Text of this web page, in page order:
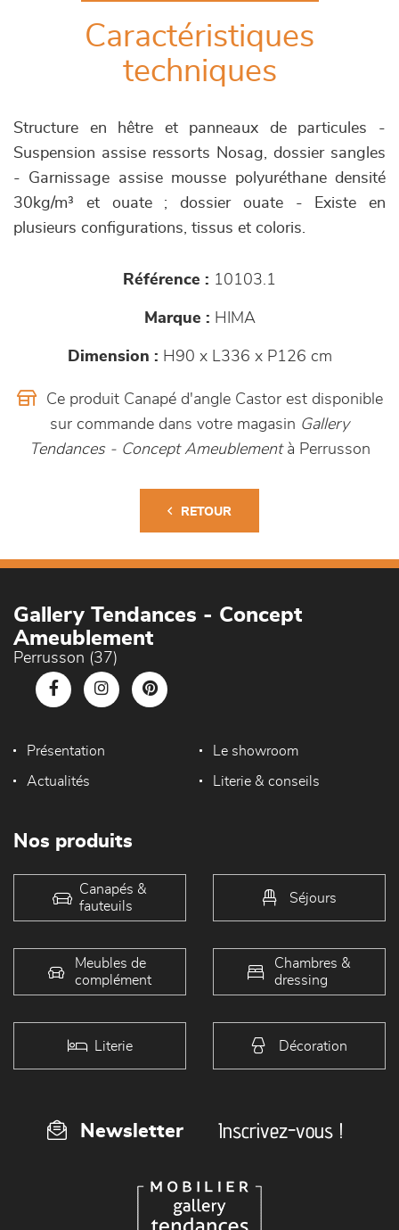
Caractéristiques
techniques
Structure en hêtre et panneaux de particules -
Suspension assise ressorts Nosag, dossier sangles
- Garnissage assise mousse polyuréthane densité
30kg/m³ et ouate ; dossier ouate - Existe en
plusieurs configurations, tissus et coloris.
Référence : 10103.1
Marque : HIMA
Dimension : H90 x L336 x P126 cm
Ce produit Canapé d'angle Castor est disponible
sur commande dans votre magasin Gallery
Tendances - Concept Ameublement à Perrusson
RETOUR
Gallery Tendances - Concept
Ameublement
Perrusson (37)
Présentation Le showroom
Actualités Literie & conseils
Nos produits
Canapés &
fauteuils
Séjours
Meubles de
complément
Chambres &
dressing
Literie Décoration
Newsletter Inscrivez-vous !